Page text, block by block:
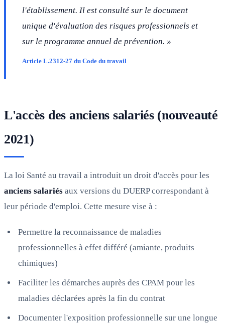
l'établissement. Il est consulté sur le document
unique d'évaluation des risques professionnels et
sur le programme annuel de prévention. »
Article L.2312-27 du Code du travail
L'accès des anciens salariés (nouveauté
2021)
La loi Santé au travail a introduit un droit d'accès pour les
anciens salariés aux versions du DUERP correspondant à
leur période d'emploi. Cette mesure vise à :
Permettre la reconnaissance de maladies
professionnelles à effet différé (amiante, produits
chimiques)
Faciliter les démarches auprès des CPAM pour les
maladies déclarées après la fin du contrat
Documenter l'exposition professionnelle sur une longue